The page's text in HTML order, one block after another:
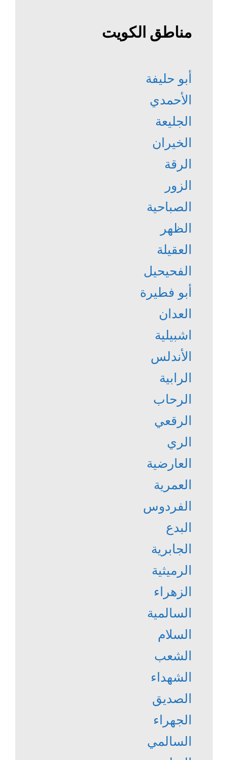
مناطق الكويت
أبو حليفة
الأحمدي
الجليعة
الخيران
الرقة
الزور
الصباحية
الظهر
العقيلة
الفحيحيل
أبو فطيرة
العدان
اشبيلية
الأندلس
الرابية
الرحاب
الرقعي
الري
العارضية
العمرية
الفردوس
البدع
الجابرية
الرميثية
الزهراء
السالمية
السلام
الشعب
الشهداء
الصديق
الجهراء
السالمي